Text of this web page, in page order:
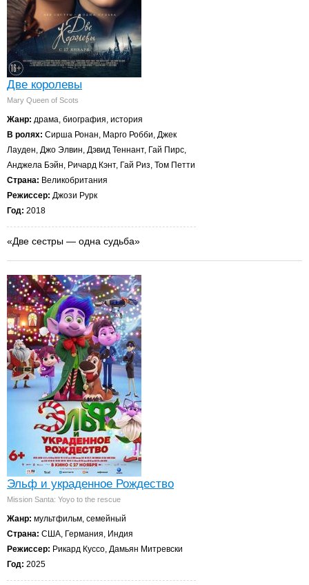
Две королевы
Mary Queen of Scots
Жанр: драма, биография, история
В ролях: Сирша Ронан, Марго Робби, Джек
Лауден, Джо Элвин, Дэвид Теннант, Гай Пирс,
Анджела Бэйн, Ричард Кэнт, Гай Риз, Том Петти
Страна: Великобритания
Режиссер: Джози Рурк
Год: 2018
«Две сестры — одна судьба»
Эльф и украденное Рождество
Mission Santa: Yoyo to the rescue
Жанр: мультфильм, семейный
Страна: США, Германия, Индия
Режиссер: Рикард Куссо, Дамьян Митревски
Год: 2025